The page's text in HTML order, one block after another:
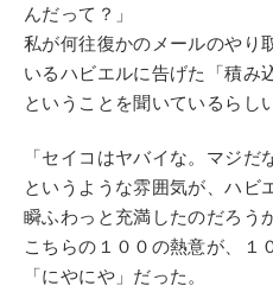
んだって？」
私が何往復かのメールのやり
いるハビエルに告げた「積み
ということを聞いているらしい
「セイコはヤバイな。マジだ
というような雰囲気が、ハビ
瞬ふわっと充満したのだろうか
こちらの１００の熱意が、１
「にやにや」だった。